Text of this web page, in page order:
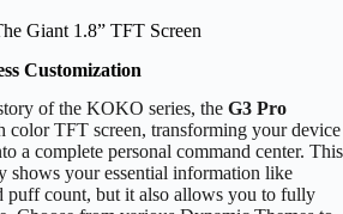
Giant 1.8” TFT Screen
Customization
of the KOKO series, the G3 Pro
color TFT screen, transforming your device
a complete personal command center. This
shows your essential information like
puff count, but it also allows you to fully